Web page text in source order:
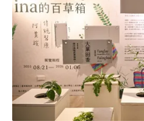
（9月2日）發布新聞稿，表達
反風電 批評將影響在地農業
山獅子反風電自救會的20多名
到德隆宮外呼喊「破壞環境
拒絕瘋電」、「風電滾回去
會為由，要求自救會解散，